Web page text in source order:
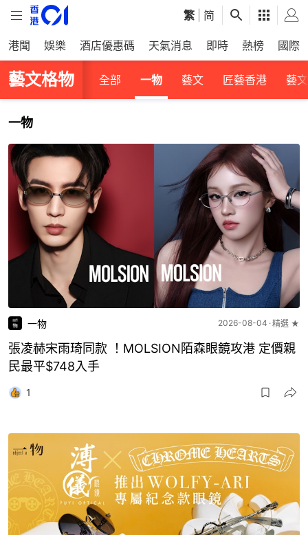
繁 简
港聞 娛樂 酒店優惠碼 天氣消息 即時 熱榜 國際
藝文格物 全部 一物 藝文 匠藝香港 藝
一物
一物 2026-08-04 精選 ★
張凌赫宋雨琦同款 ！MOLSION陌森眼鏡攻港 定價親
民最平$748入手
1